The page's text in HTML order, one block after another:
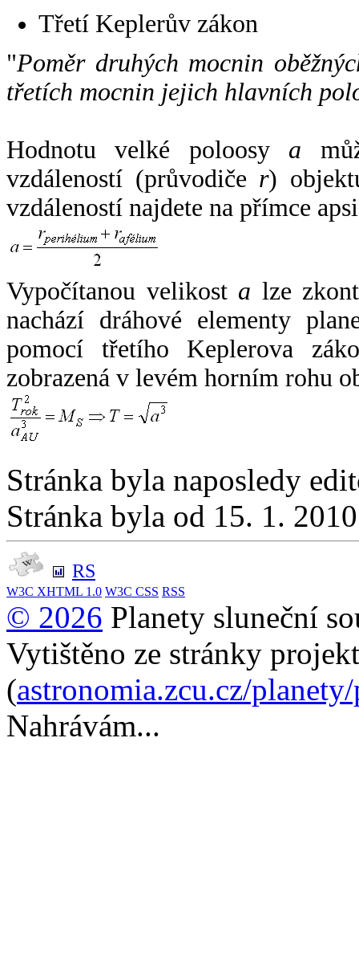
Třetí Keplerův zákon
"Poměr druhých mocnin
třetích mocnin jejich hlavních
Hodnotu velké poloosy a
vzdáleností (průvodiče r)
vzdáleností najdete na přímce
Vypočítanou velikost a lze
nachází dráhové elementy
pomocí třetího Keplerova
zobrazená v levém horním rohu
Stránka byla naposledy
Stránka byla od 15. 1.
RS
W3C XHTML 1.0 W3C CSS RSS
© 2026 Planety sluneční
Vytištěno ze stránky
(astronomia.zcu.cz/
Nahrávám...